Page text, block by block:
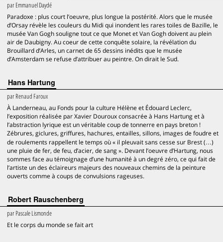
parEmmanuel Daydé
Paradoxe : plus court l’oeuvre, plus longue la postérité. Alors que le musée
d’Orsay révèle les couleurs du Midi qui inondent les rares toiles de Bazille, le
musée Van Gogh souligne tout ce que Monet et Van Gogh doivent au plein
air de Daubigny. Au coeur de cette conquête solaire, la révélation du
Brouillard d’Arles, un carnet de 65 dessins inédits que le musée
d’Amsterdam se refuse d’attribuer au peintre. On dirait le Sud.
Hans Hartung
parRenaud Faroux
À Landerneau, au Fonds pour la culture Hélène et Édouard Leclerc,
l’exposition réalisée par Xavier Douroux consacrée à Hans Hartung et à
l’abstraction lyrique est un véritable coup de tonnerre en pays breton !
Zébrures, giclures, griffures, hachures, entailles, sillons, images de foudre et
de roulements rappellent le temps où « il pleuvait sans cesse sur Brest (…)
une pluie de fer, de feu, d’acier, de sang ». Devant l’oeuvre d’Hartung, nous
sommes face au témoignage d’une humanité à un degré zéro, ce qui fait de
l’artiste un des éclaireurs majeurs des nouveaux chemins de la peinture
ouverts comme à coups de convulsions rageuses.
Robert Rauschenberg
parPascale Lismonde
Et le corps du monde se fait art